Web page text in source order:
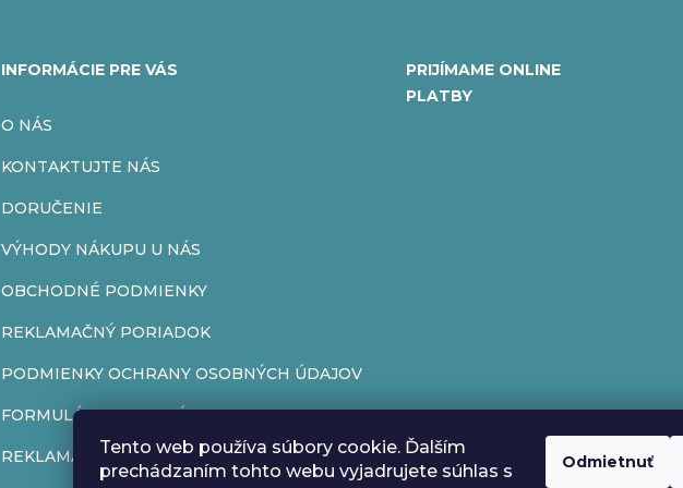
Tento web používa súbory cookie. Ďalším
prechádzaním tohto webu vyjadrujete súhlas s
Odmietnuť
INFORMÁCIE PRE VÁS
O NÁS
KONTAKTUJTE NÁS
DORUČENIE
VÝHODY NÁKUPU U NÁS
OBCHODNÉ PODMIENKY
REKLAMAČNÝ PORIADOK
PODMIENKY OCHRANY OSOBNÝCH ÚDAJOV
FORMULÁR NA ODSTÚPENIE OD ZMLUVY
REKLAMAČNÝ FORMULÁR
PRIJÍMAME ONLINE
PLATBY